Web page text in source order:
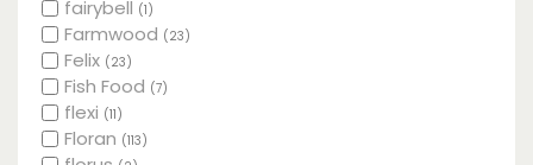
fairybell (1)
Farmwood (23)
Felix (23)
Fish Food (7)
flexi (11)
Floran (113)